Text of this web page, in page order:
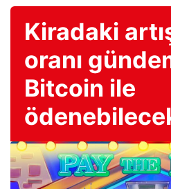
Kiradaki
oranı
Bitcoin ile